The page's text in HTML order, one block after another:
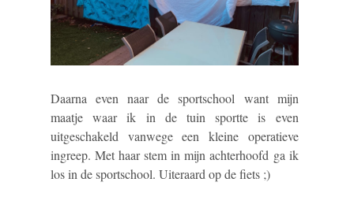
Daarna even naar de sportschool want mijn
maatje waar ik in de tuin sportte is even
uitgeschakeld vanwege een kleine operatieve
ingreep. Met haar stem in mijn achterhoofd ga ik
los in de sportschool. Uiteraard op de fiets ;)